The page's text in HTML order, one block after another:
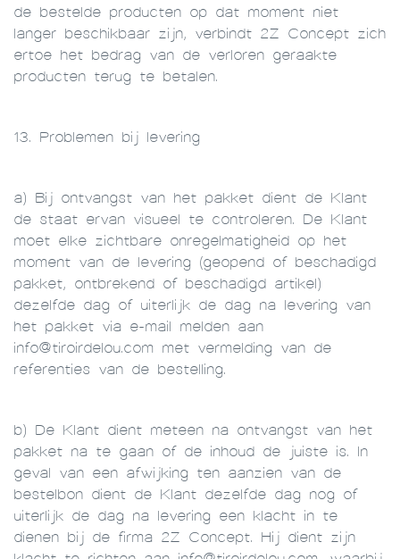
de bestelde producten op dat moment niet
langer beschikbaar zijn, verbindt 2Z Concept zich
ertoe het bedrag van de verloren geraakte
producten terug te betalen.
13. Problemen bij levering
a) Bij ontvangst van het pakket dient de Klant
de staat ervan visueel te controleren. De Klant
moet elke zichtbare onregelmatigheid op het
moment van de levering (geopend of beschadigd
pakket, ontbrekend of beschadigd artikel)
dezelfde dag of uiterlijk de dag na levering van
het pakket via e-mail melden aan
info@tiroirdelou.com met vermelding van de
referenties van de bestelling.
b) De Klant dient meteen na ontvangst van het
pakket na te gaan of de inhoud de juiste is. In
geval van een afwijking ten aanzien van de
bestelbon dient de Klant dezelfde dag nog of
uiterlijk de dag na levering een klacht in te
dienen bij de firma 2Z Concept. Hij dient zijn